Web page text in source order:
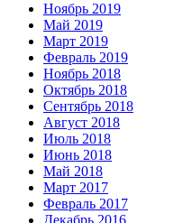
Ноябрь 2019
Май 2019
Март 2019
Февраль 2019
Ноябрь 2018
Октябрь 2018
Сентябрь 2018
Август 2018
Июль 2018
Июнь 2018
Май 2018
Март 2017
Февраль 2017